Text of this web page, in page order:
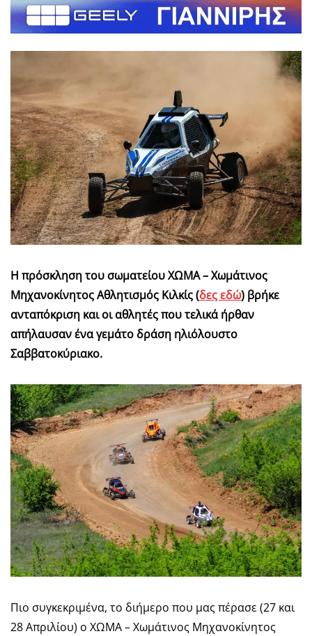
Η πρόσκληση του σωματείου ΧΩΜΑ – Χωμάτινος
Μηχανοκίνητος Αθλητισμός Κιλκίς (δες εδώ) βρήκε
ανταπόκριση και οι αθλητές που τελικά ήρθαν
απήλαυσαν ένα γεμάτο δράση ηλιόλουστο
Σαββατοκύριακο.
Πιο συγκεκριμένα, το διήμερο που μας πέρασε (27 και
28 Απριλίου) ο ΧΩΜΑ – Χωμάτινος Μηχανοκίνητος